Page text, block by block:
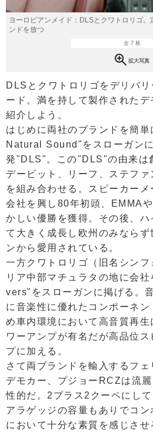
ヨーロピアンメイド：DLSとクワトロリゴ
ンドを放つ
全 7 枚
拡大写真
DLSとクワトロリゴをデリバ
ード。満を持して製作された
紹介しよう。
はじめに両社のブランドを簡
Natural Sound"をスローガン
発"DLS"。この"DLS"の由来は
デービット、リーフ、ステフ
を組み合わせる。スピーカー
会社を興し80年初頭、EMMA
かしい優勝を獲得。その後、ハ
て大きく成長し欧州のみなら
ンから愛用されている。
一方クワトロリゴ（旧名シン
リア中部マチュラタの地に会
vers"をスローガンに掲げる。
に音楽性に優れたコンポーネ
め車内環境において高音質再
ワーアンプが有名だが高品位
プに加える。
さて両ブランドを輸入するフ
デモカー、プジョーRCZは流
性的だ。2プラス2クーペにし
アラゲッジの容量もありでコ
において十分な素質を感じさ